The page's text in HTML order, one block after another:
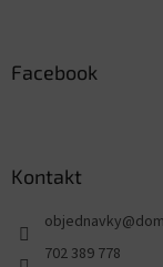
Facebook
Kontakt
objednavky@
702 389 778